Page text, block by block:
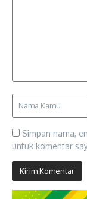
Simpan nama,
untuk komentar